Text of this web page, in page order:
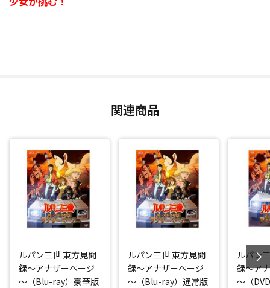
関連商品
ルパン三世 東方見聞
録～アナザーページ
～（Blu-ray）豪華版
ルパン三世 東方見聞
録～アナザーページ
～（Blu-ray）通常版
ルパン
録～ア
～（